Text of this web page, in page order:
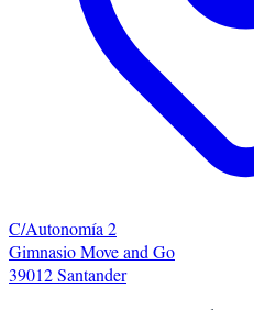
C/Autonomía 2
Gimnasio Move and Go
39012 Santander